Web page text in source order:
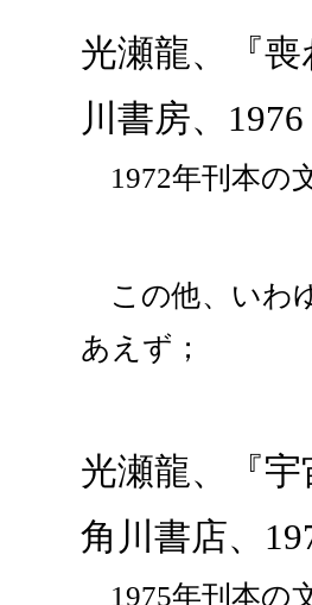
光瀬龍、『
川書房、1976
1972年刊本の
この他、いわ
あえず；
光瀬龍、『
角川書店、
1975年刊本の